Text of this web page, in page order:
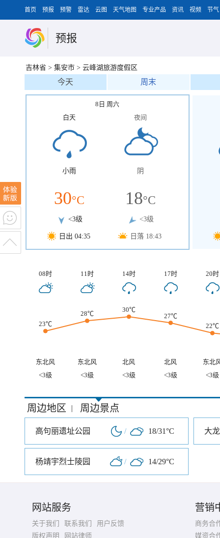
首页 预报 预警 雷达 云图 天气地图 专业产品 资讯 视频 节气
预报
吉林省 > 集安市 > 云峰湖旅游度假区
今天 周末
8日 周六
白天
小雨
30°C
<3级
日出 04:35
夜间
阴
18°C
<3级
日落 18:43
08时 11时 14时 17时 20时
23℃
28℃
30℃
27℃
22℃
东北风 东北风 北风 北风
东北
<3级
<3级 <3级 <3级 <3级
周边地区 | 周边景点
高句丽遗址公园 / 18/31°C 大
杨靖宇烈士陵园 / 14/29°C
网站服务
关于我们 联系我们
用户反馈
版权声明
网站律师
营销
商务合
媒资合